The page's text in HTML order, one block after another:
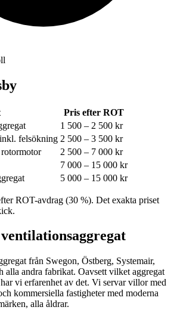
Pris efter ROT
1 500 – 2 500 kr
felsökning 2 500 – 3 500 kr
2 500 – 7 000 kr
7 000 – 15 000 kr
5 000 – 15 000 kr
ROT-avdrag (30 %). Det exakta priset
från Swegon, Östberg, Systemair,
alla andra fabrikat. Oavsett vilket aggregat
vi erfarenhet av det. Vi servar villor med
kommersiella fastigheter med moderna
alla åldrar.